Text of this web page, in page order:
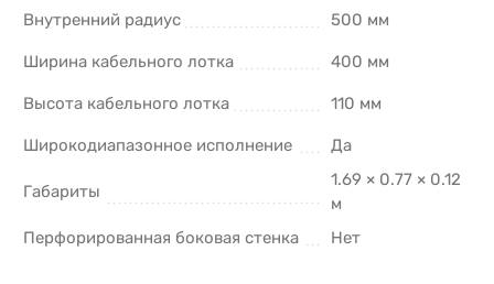
Внутренний радиус 500 мм
Ширина кабельного лотка 400 мм
Высота кабельного лотка 110 мм
Широкодиапазонное исполнение Да
Габариты
1.69 × 0.77 × 0.12
м
Перфорированная боковая стенка
Нет